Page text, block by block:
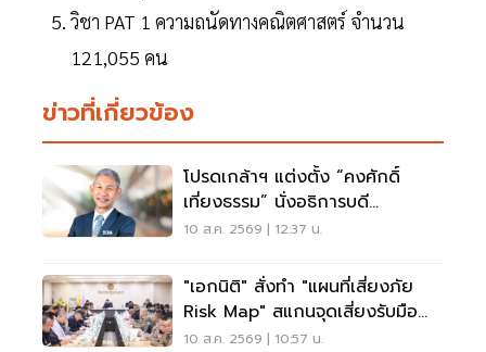
วิชา PAT 1 ความถนัดทางคณิตศาสตร์ จำนวน
121,055 คน
ข่าวที่เกี่ยวข้อง
โปรดเกล้าฯ แต่งตั้ง “คงศักดิ์
เที่ยงธรรม” นั่งอธิการบดี
มหาวิทยาลัยเกษตรศาสตร์
10 ส.ค. 2569 | 12:37 น.
"เอกนิติ" สั่งทำ "แผนที่เสี่ยงภัย
Risk Map" สแกนจุดเสี่ยงรับมือน้ำ
ท่วม
10 ส.ค. 2569 | 10:57 น.